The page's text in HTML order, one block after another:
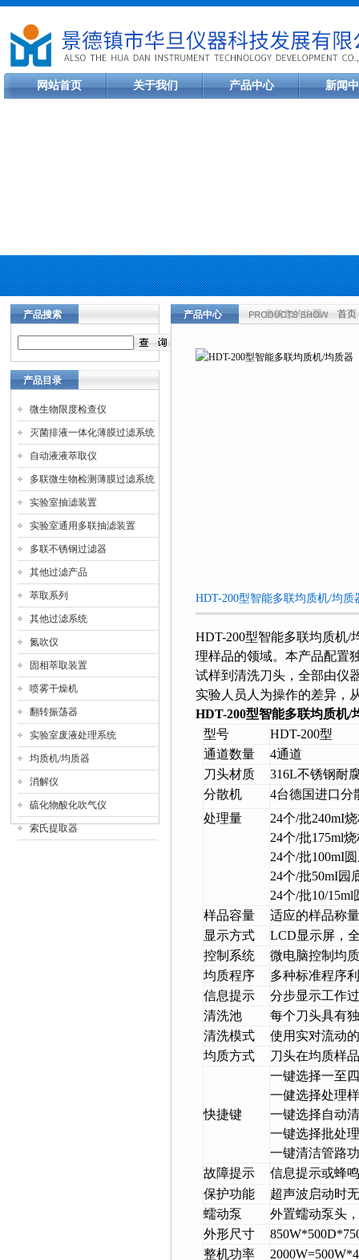
网站首页 关于我们 产品中心 新闻
产品搜索
产品目录
微生物限度检查仪
灭菌排液一体化薄膜过滤系统
自动液液萃取仪
多联微生物检测薄膜过滤系统
实验室抽滤装置
实验室通用多联抽滤装置
多联不锈钢过滤器
其他过滤产品
萃取系列
其他过滤系统
氮吹仪
固相萃取装置
喷雾干燥机
翻转振荡器
实验室废液处理系统
均质机/均质器
消解仪
硫化物酸化吹气仪
索氏提取器
产品中心 当前您的位置： 首页
HDT-200型智能多联均质机/均质
HDT-200型智能多联均质机/
理样品的领域。本产品配置
试样到清洗刀头，全部由仪
实验人员人为操作的差异，
HDT-200型智能多联均质机/
型号
HDT-200型
通道数量
4通道
刀头材质
316L不锈钢耐
分散机
4台德国进口分
处理量
24个/批240mI
24个/批175ml
24个/批100mI
24个/批50mI园
24个/批10/
样品容量
适应的样品称
显示方式
LCD显示屏，
控制系统
微电脑控制均
均质程序
多种标准程序
信息提示
分步显示工作
清洗池
每个刀头具有
清洗模式
使用实对流动
均质方式
刀头在均质样
快捷键
一键选择一至
一健选择处理
一键选择自动
一键选择批处
一键清洁管路
故障提示
信息提示或蜂
保护功能
超声波启动时
蠕动泵
外置蠕动泵头
外形尺寸
整机功率
2000W=500W*4